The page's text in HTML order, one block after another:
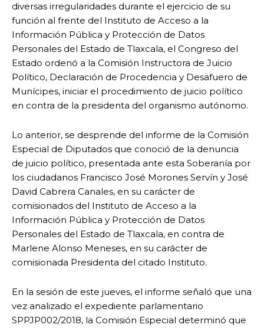
diversas irregularidades durante el ejercicio de su
función al frente del Instituto de Acceso a la
Información Pública y Protección de Datos
Personales del Estado de Tlaxcala, el Congreso del
Estado ordenó a la Comisión Instructora de Juicio
Político, Declaración de Procedencia y Desafuero de
Munícipes, iniciar el procedimiento de juicio político
en contra de la presidenta del organismo autónomo.
Lo anterior, se desprende del informe de la Comisión
Especial de Diputados que conoció de la denuncia
de juicio político, presentada ante esta Soberanía por
los ciudadanos Francisco José Morones Servín y José
David Cabrera Canales, en su carácter de
comisionados del Instituto de Acceso a la
Información Pública y Protección de Datos
Personales del Estado de Tlaxcala, en contra de
Marlene Alonso Meneses, en su carácter de
comisionada Presidenta del citado Instituto.
En la sesión de este jueves, el informe señaló que una
vez analizado el expediente parlamentario
SPPJP002/2018, la Comisión Especial determinó que